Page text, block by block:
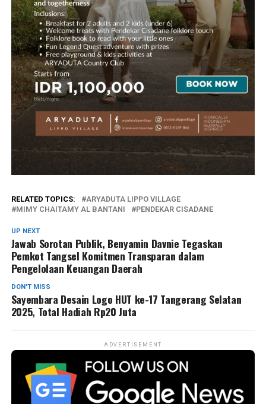
RELATED TOPICS:
ARYADUTA LIPPO VILLAGE
MIMY CHAITAMY AL BANTANI
PENDEKAR CISADANE
UP NEXT
Jawab Sorotan Publik, Benyamin Davnie Tegaskan
Pemkot Tangsel Komitmen Transparan dalam
Pengelolaan Keuangan Daerah
DON'T MISS
Sayembara Desain Logo HUT ke-17 Tangerang Selatan
2025, Total Hadiah Rp20 Juta
ADVERTISEMENT